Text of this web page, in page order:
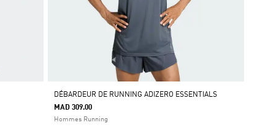
DÉBARDEUR DE RUNNING ADIZERO ESSENTIALS
MAD 309.00
Hommes Running